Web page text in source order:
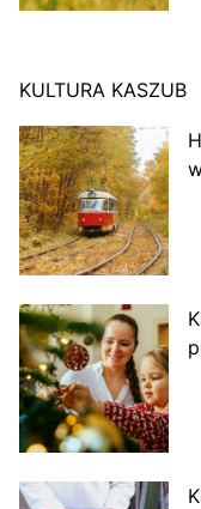
KULTURA KASZUB